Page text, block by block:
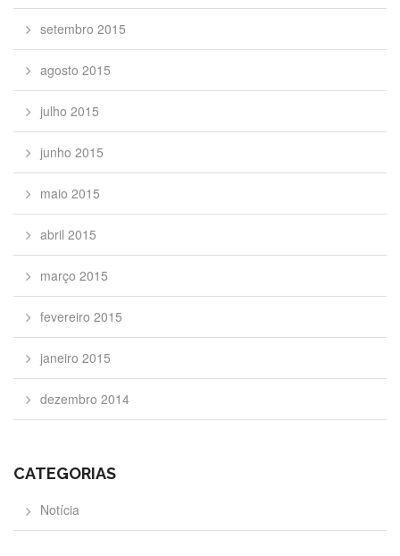
setembro 2015
agosto 2015
julho 2015
junho 2015
maio 2015
abril 2015
março 2015
fevereiro 2015
janeiro 2015
dezembro 2014
CATEGORIAS
Notícia